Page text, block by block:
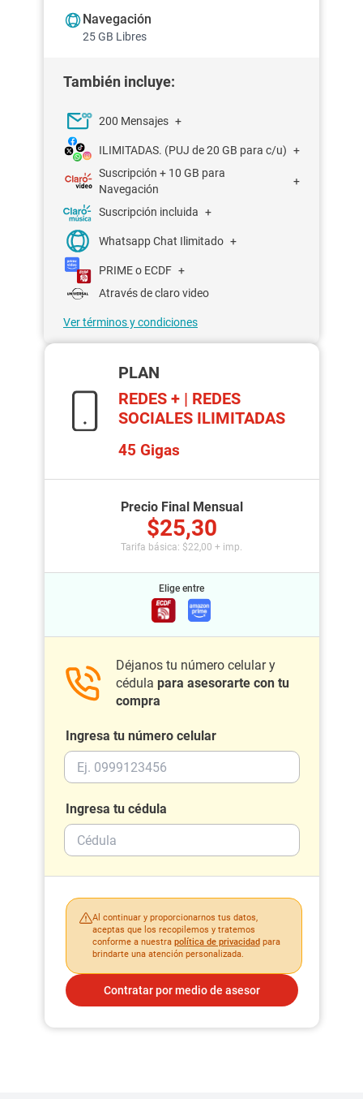
Navegación
25 GB Libres
También incluye:
200 Mensajes +
ILIMITADAS. (PUJ de 20 GB para c/u) +
Suscripción + 10 GB para
Navegación
+
Suscripción incluida +
Whatsapp Chat Ilimitado +
PRIME o ECDF +
Através de claro video
Ver términos y condiciones
PLAN
REDES + | REDES
SOCIALES ILIMITADAS
45 Gigas
Precio Final Mensual
$25,30
Tarifa básica: $22,00 + imp.
Elige entre
Déjanos tu número celular y
cédula para asesorarte con tu
compra
Ingresa tu número celular
Ingresa tu cédula
Al continuar y proporcionarnos tus datos,
aceptas que los recopilemos y tratemos
conforme a nuestra política de privacidad para
brindarte una atención personalizada.
Contratar por medio de asesor